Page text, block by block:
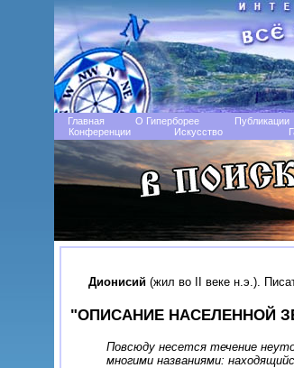
Главная О Гиперборее Публикации
Конференции
Искусство
Дионисий (жил во II веке н.э.).
"ОПИСАНИЕ НАСЕЛЕННОЙ
Повсюду несется течение
многими названиями: